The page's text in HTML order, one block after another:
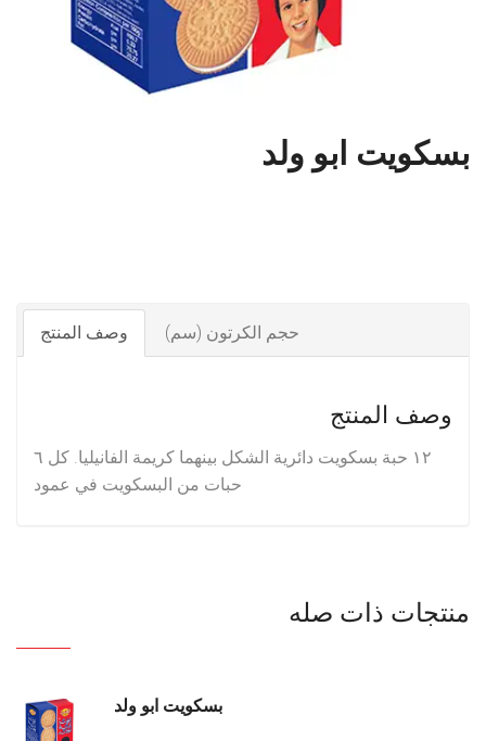
بسكويت ابو ولد
وصف المنتج حجم الكرتون (سم)
وصف المنتج
١٢ حبة بسكويت دائرية الشكل بينهما كريمة الفانيليا. كل ٦
حبات من البسكويت في عمود
منتجات ذات صله
بسكويت ابو ولد